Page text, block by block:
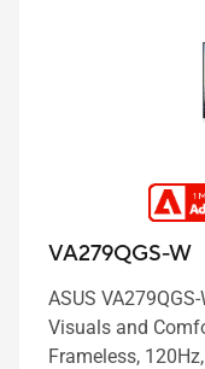
VA279QGS-W
ASUS
Visuals and
Frameless,